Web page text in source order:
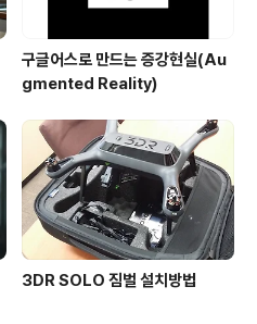
구글어스로 만드는 증강현실(Au
gmented Reality)
3DR SOLO 짐벌 설치방법